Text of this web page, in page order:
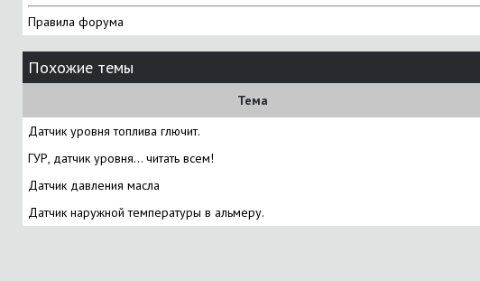
Правила форума
Похожие темы
Тема
Датчик уровня топлива глючит.
ГУР, датчик уровня... читать всем!
Датчик давления масла
Датчик наружной температуры в альмеру.